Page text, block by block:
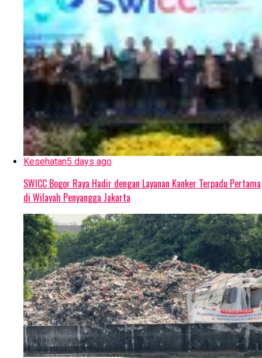
Kesehatan5 days ago
SWICC Bogor Raya Hadir dengan Layanan Kanker Terpadu Pertama
di Wilayah Penyangga Jakarta